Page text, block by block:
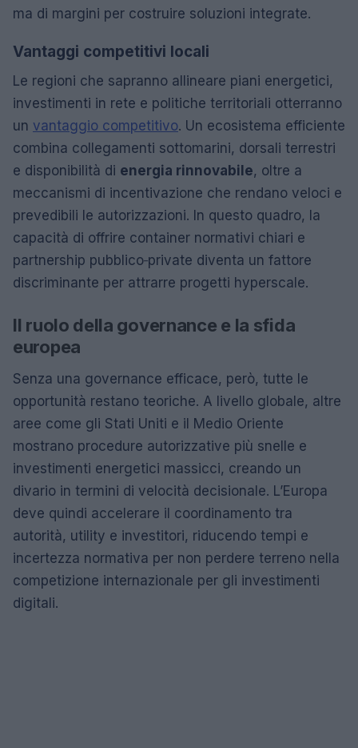
ma di margini per costruire soluzioni integrate.
Vantaggi competitivi locali
Le regioni che sapranno allineare piani energetici,
investimenti in rete e politiche territoriali otterranno
un vantaggio competitivo. Un ecosistema efficiente
combina collegamenti sottomarini, dorsali terrestri
e disponibilità di energia rinnovabile, oltre a
meccanismi di incentivazione che rendano veloci e
prevedibili le autorizzazioni. In questo quadro, la
capacità di offrire container normativi chiari e
partnership pubblico‑private diventa un fattore
discriminante per attrarre progetti hyperscale.
Il ruolo della governance e la sfida
europea
Senza una governance efficace, però, tutte le
opportunità restano teoriche. A livello globale, altre
aree come gli Stati Uniti e il Medio Oriente
mostrano procedure autorizzative più snelle e
investimenti energetici massicci, creando un
divario in termini di velocità decisionale. L’Europa
deve quindi accelerare il coordinamento tra
autorità, utility e investitori, riducendo tempi e
incertezza normativa per non perdere terreno nella
competizione internazionale per gli investimenti
digitali.